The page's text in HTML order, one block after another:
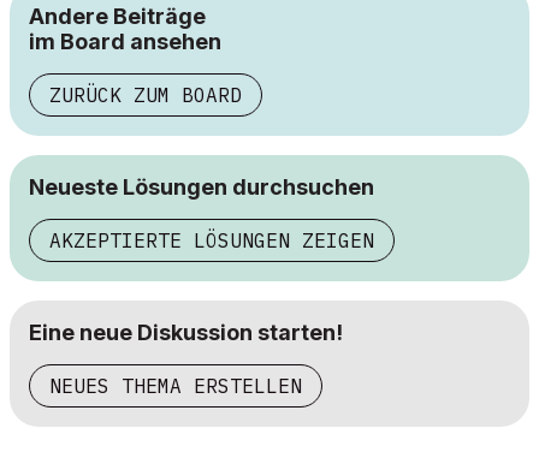
Andere Beiträge
im Board ansehen
ZURÜCK ZUM BOARD
Neueste Lösungen durchsuchen
AKZEPTIERTE LÖSUNGEN ZEIGEN
Eine neue Diskussion starten!
NEUES THEMA ERSTELLEN